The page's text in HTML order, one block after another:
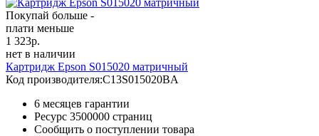
Покупай больше -
плати меньше
1 323р.
нет в наличии
Картридж Epson S015020 матричный
Код производителя:C13S015020BA
6 месяцев гарантии
Ресурс 3500000 страниц
Сообщить о поступлении товара